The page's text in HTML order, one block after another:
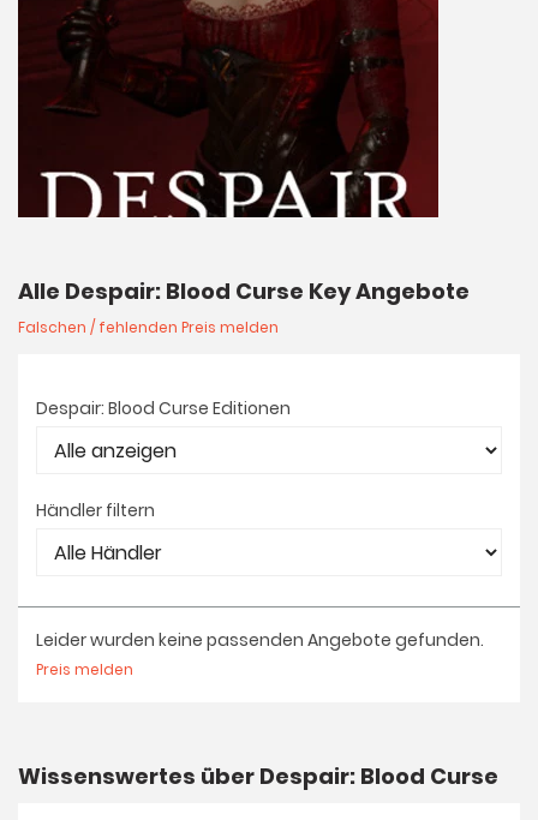
Alle Despair: Blood Curse Key Angebote
Falschen / fehlenden Preis melden
Despair: Blood Curse Editionen
Händler filtern
Leider wurden keine passenden Angebote gefunden.
Preis melden
Wissenswertes über Despair: Blood Curse